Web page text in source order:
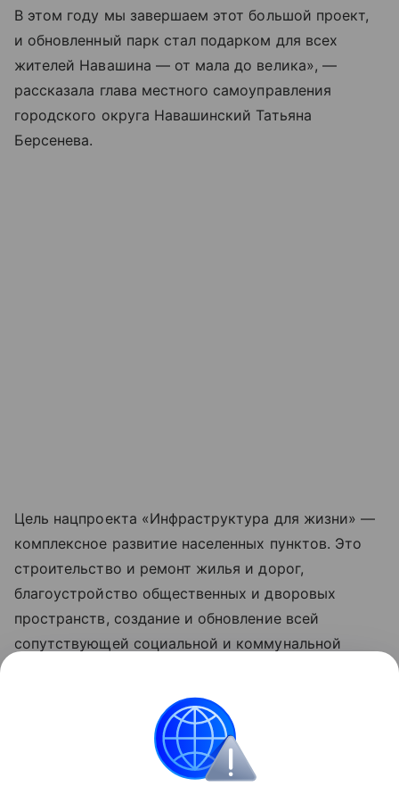
В этом году мы завершаем этот большой проект,
и обновленный парк стал подарком для всех
жителей Навашина — от мала до велика», —
рассказала глава местного самоуправления
городского округа Навашинский Татьяна
Берсенева.
Цель нацпроекта «Инфраструктура для жизни» —
комплексное развитие населенных пунктов. Это
строительство и ремонт жилья и дорог,
благоустройство общественных и дворовых
пространств, создание и обновление всей
сопутствующей социальной и коммунальной
маршрутов общественного транспорта за счет
обновления его подвижного состава. Обновленные
нацпроекты реализуются по решению
Президента РФ Владимира Путина с 2025 года.